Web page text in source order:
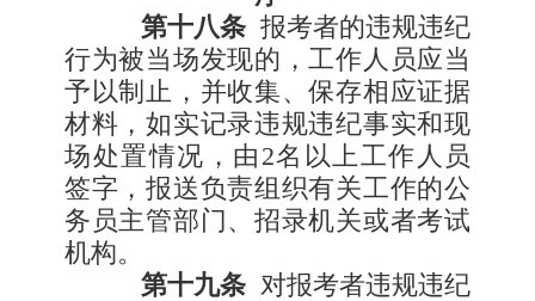
第十八条 报考者的违规违纪
行为被当场发现的，工作人员应当
予以制止，并收集、保存相应证据
材料，如实记录违规违纪事实和现
场处置情况，由 2名以上工作人员
签字，报送负责组织有关工作的公
务员主管部门、招录机关或者考试
机构。
第十九条 对报考者违规违纪